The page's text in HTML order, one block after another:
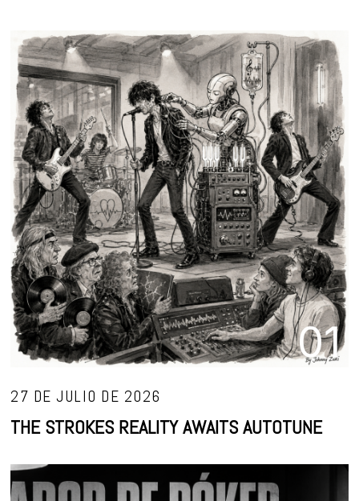
01
27 DE JULIO DE 2026
THE STROKES REALITY AWAITS AUTOTUNE